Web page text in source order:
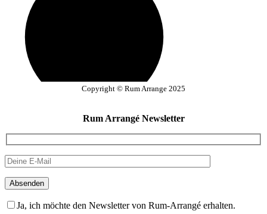
Copyright © Rum Arrange 2025
Rum Arrangé Newsletter
Absenden
Ja, ich möchte den Newsletter von Rum-Arrangé erhalten.